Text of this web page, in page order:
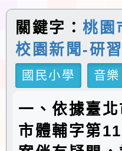
關鍵字：桃園
校園新聞-研
國民小學
音樂
一、依據臺
市體輔字第